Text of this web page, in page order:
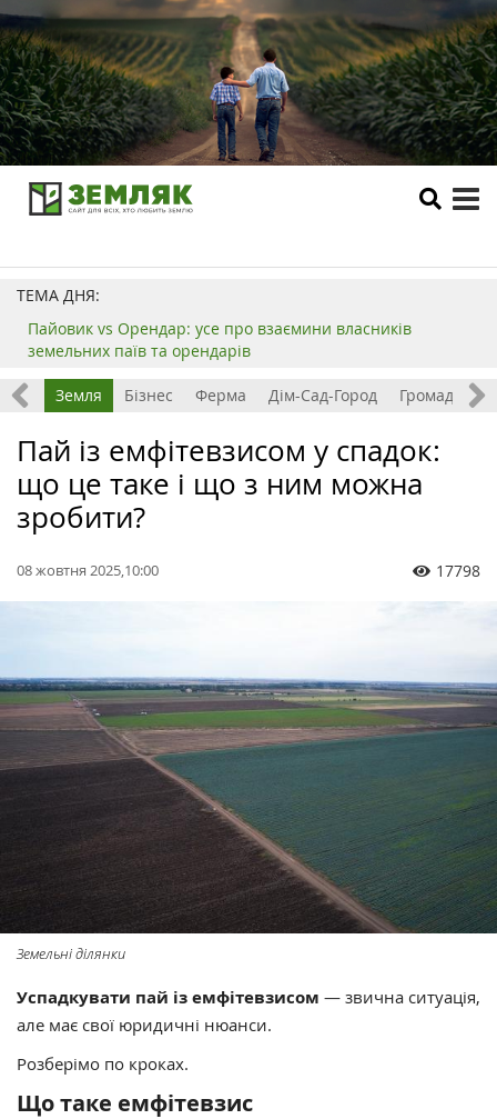
ТЕМА ДНЯ:
Пайовик vs Орендар: усе про взаємини власників
земельних паїв та орендарів
Все Земля Бізнес Ферма Дім-Сад-Город Громада
Пай із емфітевзисом у спадок:
що це таке і що з ним можна
зробити?
08 жовтня 2025,10:00 17798
Земельні ділянки
Успадкувати пай із емфітевзисом — звична ситуація,
але має свої юридичні нюанси.
Розберімо по кроках.
Що таке емфітевзис